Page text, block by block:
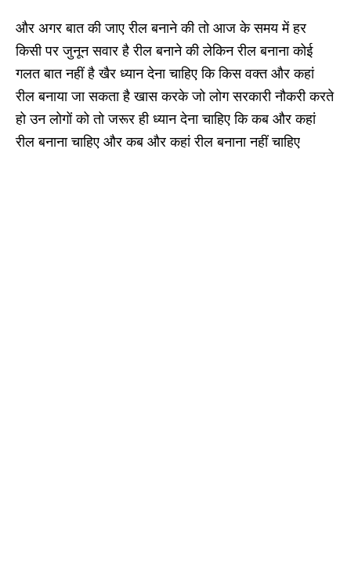
और अगर बात की जाए रील बनाने की तो आज के समय में हर
किसी पर जुनून सवार है रील बनाने की लेकिन रील बनाना कोई
गलत बात नहीं है खैर ध्यान देना चाहिए कि किस वक्त और कहां
रील बनाया जा सकता है खास करके जो लोग सरकारी नौकरी करते
हो उन लोगों को तो जरूर ही ध्यान देना चाहिए कि कब और कहां
रील बनाना चाहिए और कब और कहां रील बनाना नहीं चाहिए